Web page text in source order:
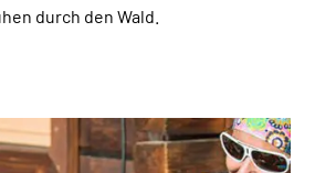
durch den Wald.